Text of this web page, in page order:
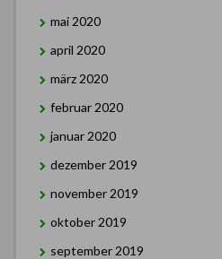
mai 2020
april 2020
märz 2020
februar 2020
januar 2020
dezember 2019
november 2019
oktober 2019
september 2019